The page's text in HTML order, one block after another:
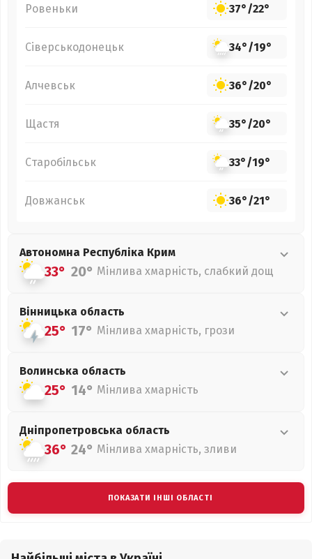
Ровеньки 37°/22°
Сіверськодонецьк 34°/19°
Алчевськ 36°/20°
Щастя 35°/20°
Старобільськ 33°/19°
Довжанськ 36°/21°
Автономна Республіка Крим
33° 20° Мінлива хмарність, слабкий дощ
Вінницька область
25° 17° Мінлива хмарність, грози
Волинська область
25° 14° Мінлива хмарність
Дніпропетровська область
36° 24° Мінлива хмарність, зливи
ПОКАЗАТИ ІНШІ ОБЛАСТІ